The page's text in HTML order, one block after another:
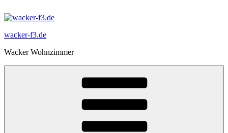
Inhalt
wacker-f3.de
Wacker Wohnzimmer